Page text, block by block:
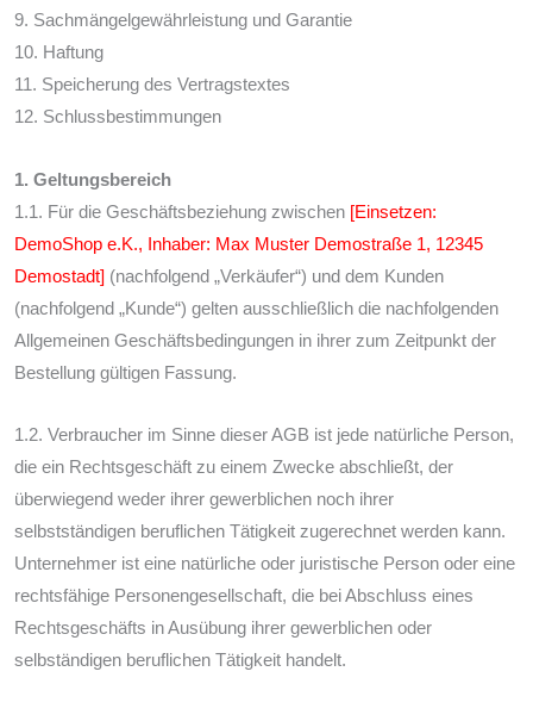
9. Sachmängelgewährleistung und Garantie
10. Haftung
11. Speicherung des Vertragstextes
12. Schlussbestimmungen
1. Geltungsbereich
1.1. Für die Geschäftsbeziehung zwischen [Einsetzen:
DemoShop e.K., Inhaber: Max Muster Demostraße 1, 12345
Demostadt] (nachfolgend „Verkäufer“) und dem Kunden
(nachfolgend „Kunde“) gelten ausschließlich die nachfolgenden
Allgemeinen Geschäftsbedingungen in ihrer zum Zeitpunkt der
Bestellung gültigen Fassung.
1.2. Verbraucher im Sinne dieser AGB ist jede natürliche Person,
die ein Rechtsgeschäft zu einem Zwecke abschließt, der
überwiegend weder ihrer gewerblichen noch ihrer
selbstständigen beruflichen Tätigkeit zugerechnet werden kann.
Unternehmer ist eine natürliche oder juristische Person oder eine
rechtsfähige Personengesellschaft, die bei Abschluss eines
Rechtsgeschäfts in Ausübung ihrer gewerblichen oder
selbständigen beruflichen Tätigkeit handelt.